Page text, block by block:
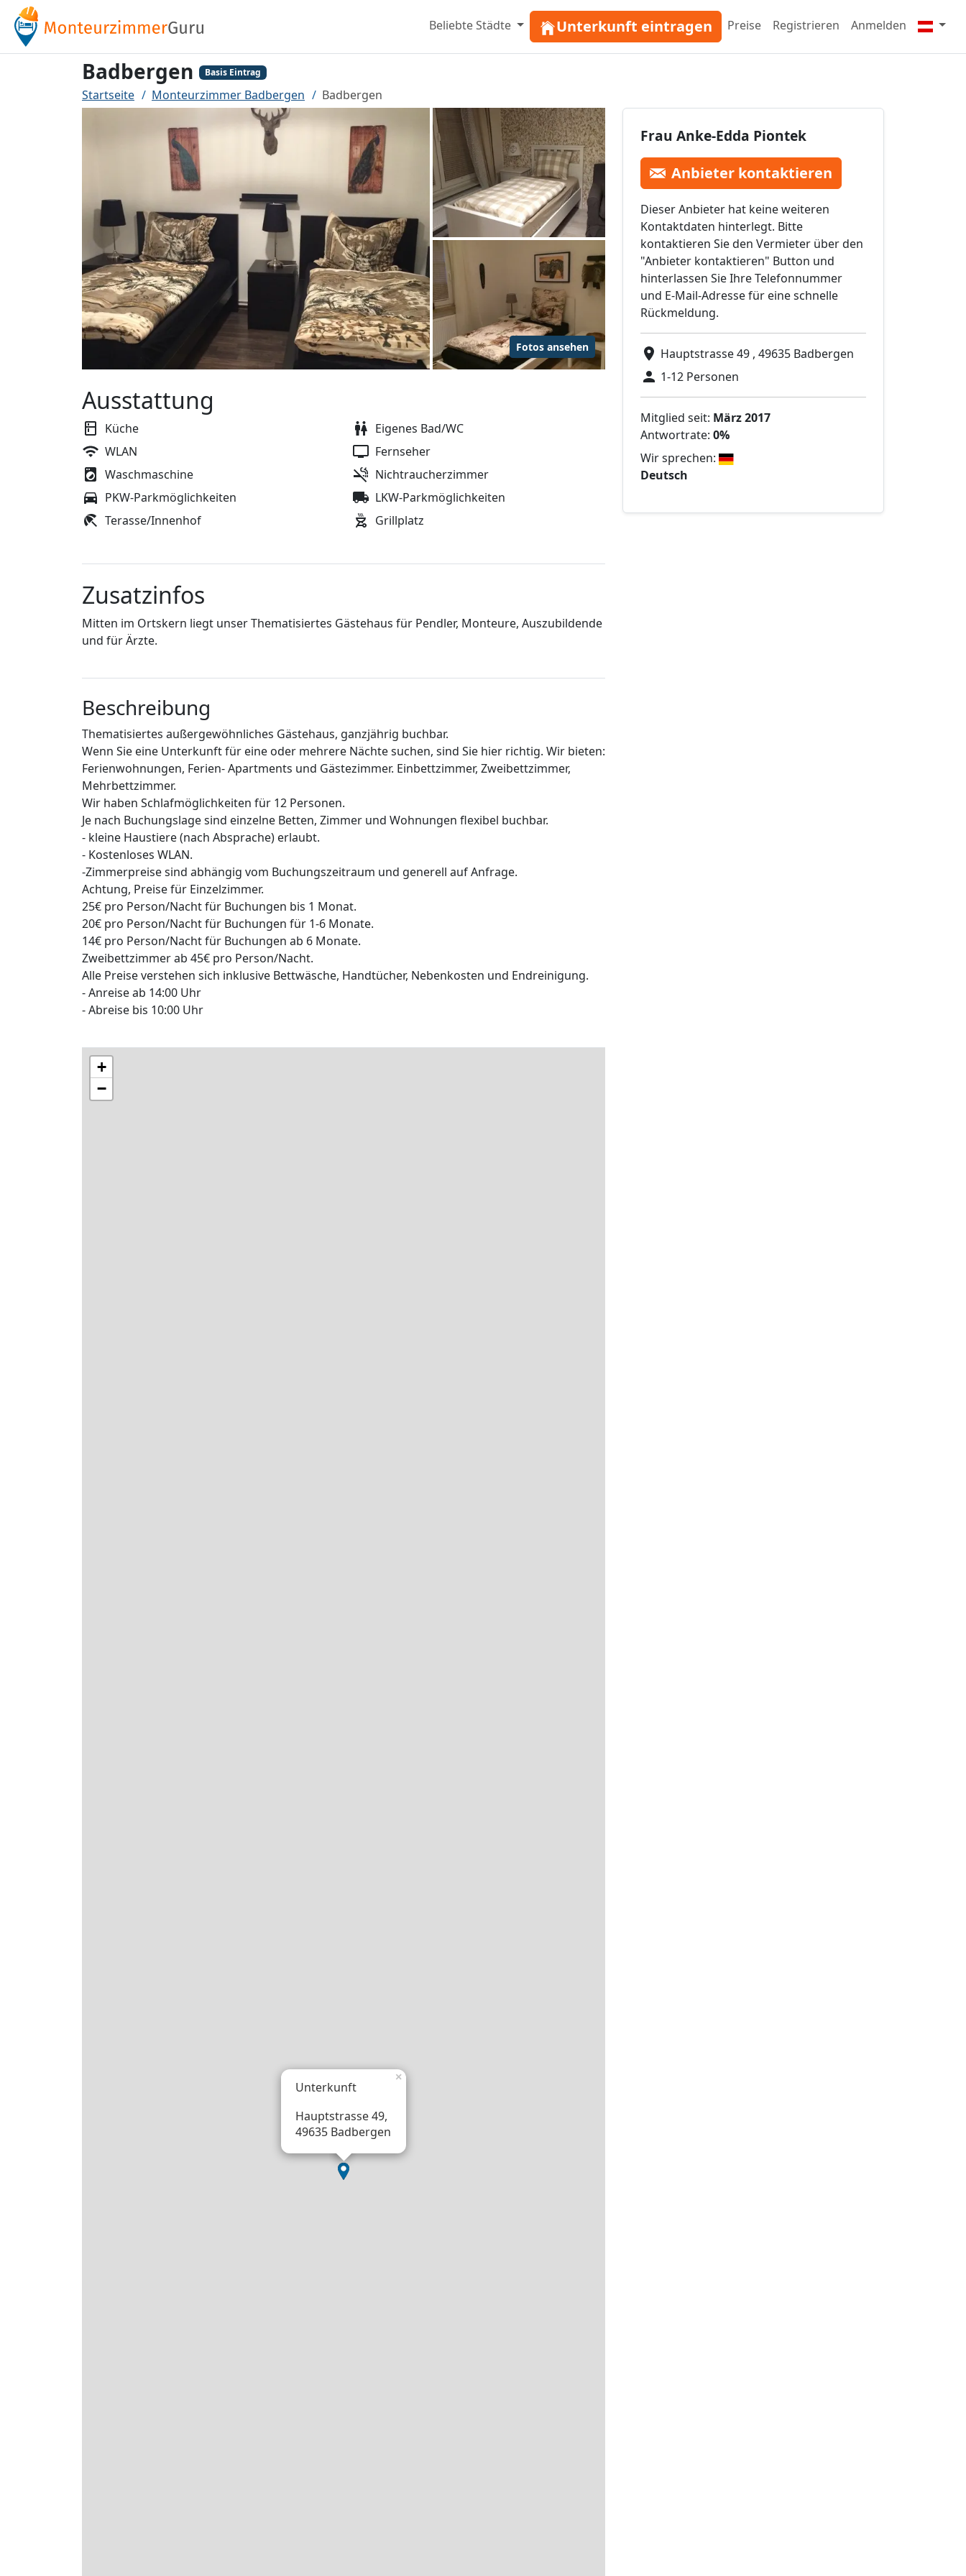
Beliebte Städte Unterkunft eintragen Preise Registrieren Anmelden
Badbergen Basis Eintrag
Startseite Monteurzimmer Badbergen Badbergen
Fotos ansehen
Frau Anke-Edda Piontek
Anbieter kontaktieren
Dieser Anbieter hat keine weiteren
Kontaktdaten hinterlegt. Bitte
kontaktieren Sie den Vermieter über den
"Anbieter kontaktieren" Button und
hinterlassen Sie Ihre Telefonnummer
und E-Mail-Adresse für eine schnelle
Rückmeldung.
Hauptstrasse 49 , 49635 Badbergen
1-12 Personen
Mitglied seit: März 2017
Antwortrate: 0%
Wir sprechen:
Deutsch
Ausstattung
Küche
Eigenes Bad/WC
WLAN
Fernseher
Waschmaschine
Nichtraucherzimmer
PKW-Parkmöglichkeiten
LKW-Parkmöglichkeiten
Terasse/Innenhof
Grillplatz
Zusatzinfos
Mitten im Ortskern liegt unser Thematisiertes Gästehaus für Pendler, Monteure, Auszubildende
und für Ärzte.
Beschreibung
Thematisiertes außergewöhnliches Gästehaus, ganzjährig buchbar.
Wenn Sie eine Unterkunft für eine oder mehrere Nächte suchen, sind Sie hier richtig. Wir bieten:
Ferienwohnungen, Ferien- Apartments und Gästezimmer. Einbettzimmer, Zweibettzimmer,
Mehrbettzimmer.
Wir haben Schlafmöglichkeiten für 12 Personen.
Je nach Buchungslage sind einzelne Betten, Zimmer und Wohnungen flexibel buchbar.
- kleine Haustiere (nach Absprache) erlaubt.
- Kostenloses WLAN.
-Zimmerpreise sind abhängig vom Buchungszeitraum und generell auf Anfrage.
Achtung, Preise für Einzelzimmer.
25€ pro Person/Nacht für Buchungen bis 1 Monat.
20€ pro Person/Nacht für Buchungen für 1-6 Monate.
14€ pro Person/Nacht für Buchungen ab 6 Monate.
Zweibettzimmer ab 45€ pro Person/Nacht.
Alle Preise verstehen sich inklusive Bettwäsche, Handtücher, Nebenkosten und Endreinigung.
- Anreise ab 14:00 Uhr
- Abreise bis 10:00 Uhr
Unterkunft
Hauptstrasse 49,
49635 Badbergen
×
+
−